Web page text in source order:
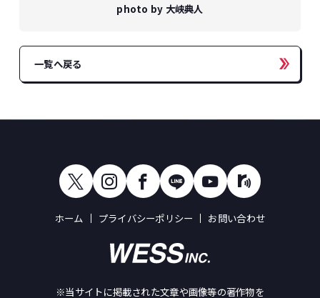
photo by 大峡典人
一覧へ戻る
ホーム プライバシーポリシー お問い合わせ
※当サイトに掲載された文章や画像等の著作物を